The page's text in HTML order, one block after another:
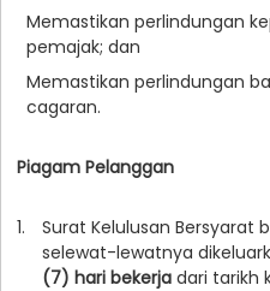
Memastikan perlindungan
pemajak; dan
Memastikan perlindungan
cagaran.
Piagam Pelanggan
1.
Surat Kelulusan Bersyarat
selewat-lewatnya
(7) hari bekerja dari tarikh